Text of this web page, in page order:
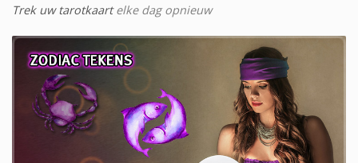
Trek uw tarotkaartelke dag opnieuw